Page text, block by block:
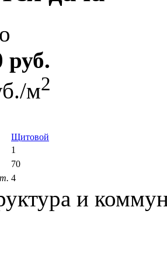
руб.
м2
Щитовой
1
70
4
и